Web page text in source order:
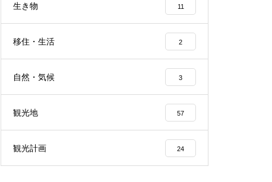
生き物 11
移住・生活 2
自然・気候 3
観光地 57
観光計画 24